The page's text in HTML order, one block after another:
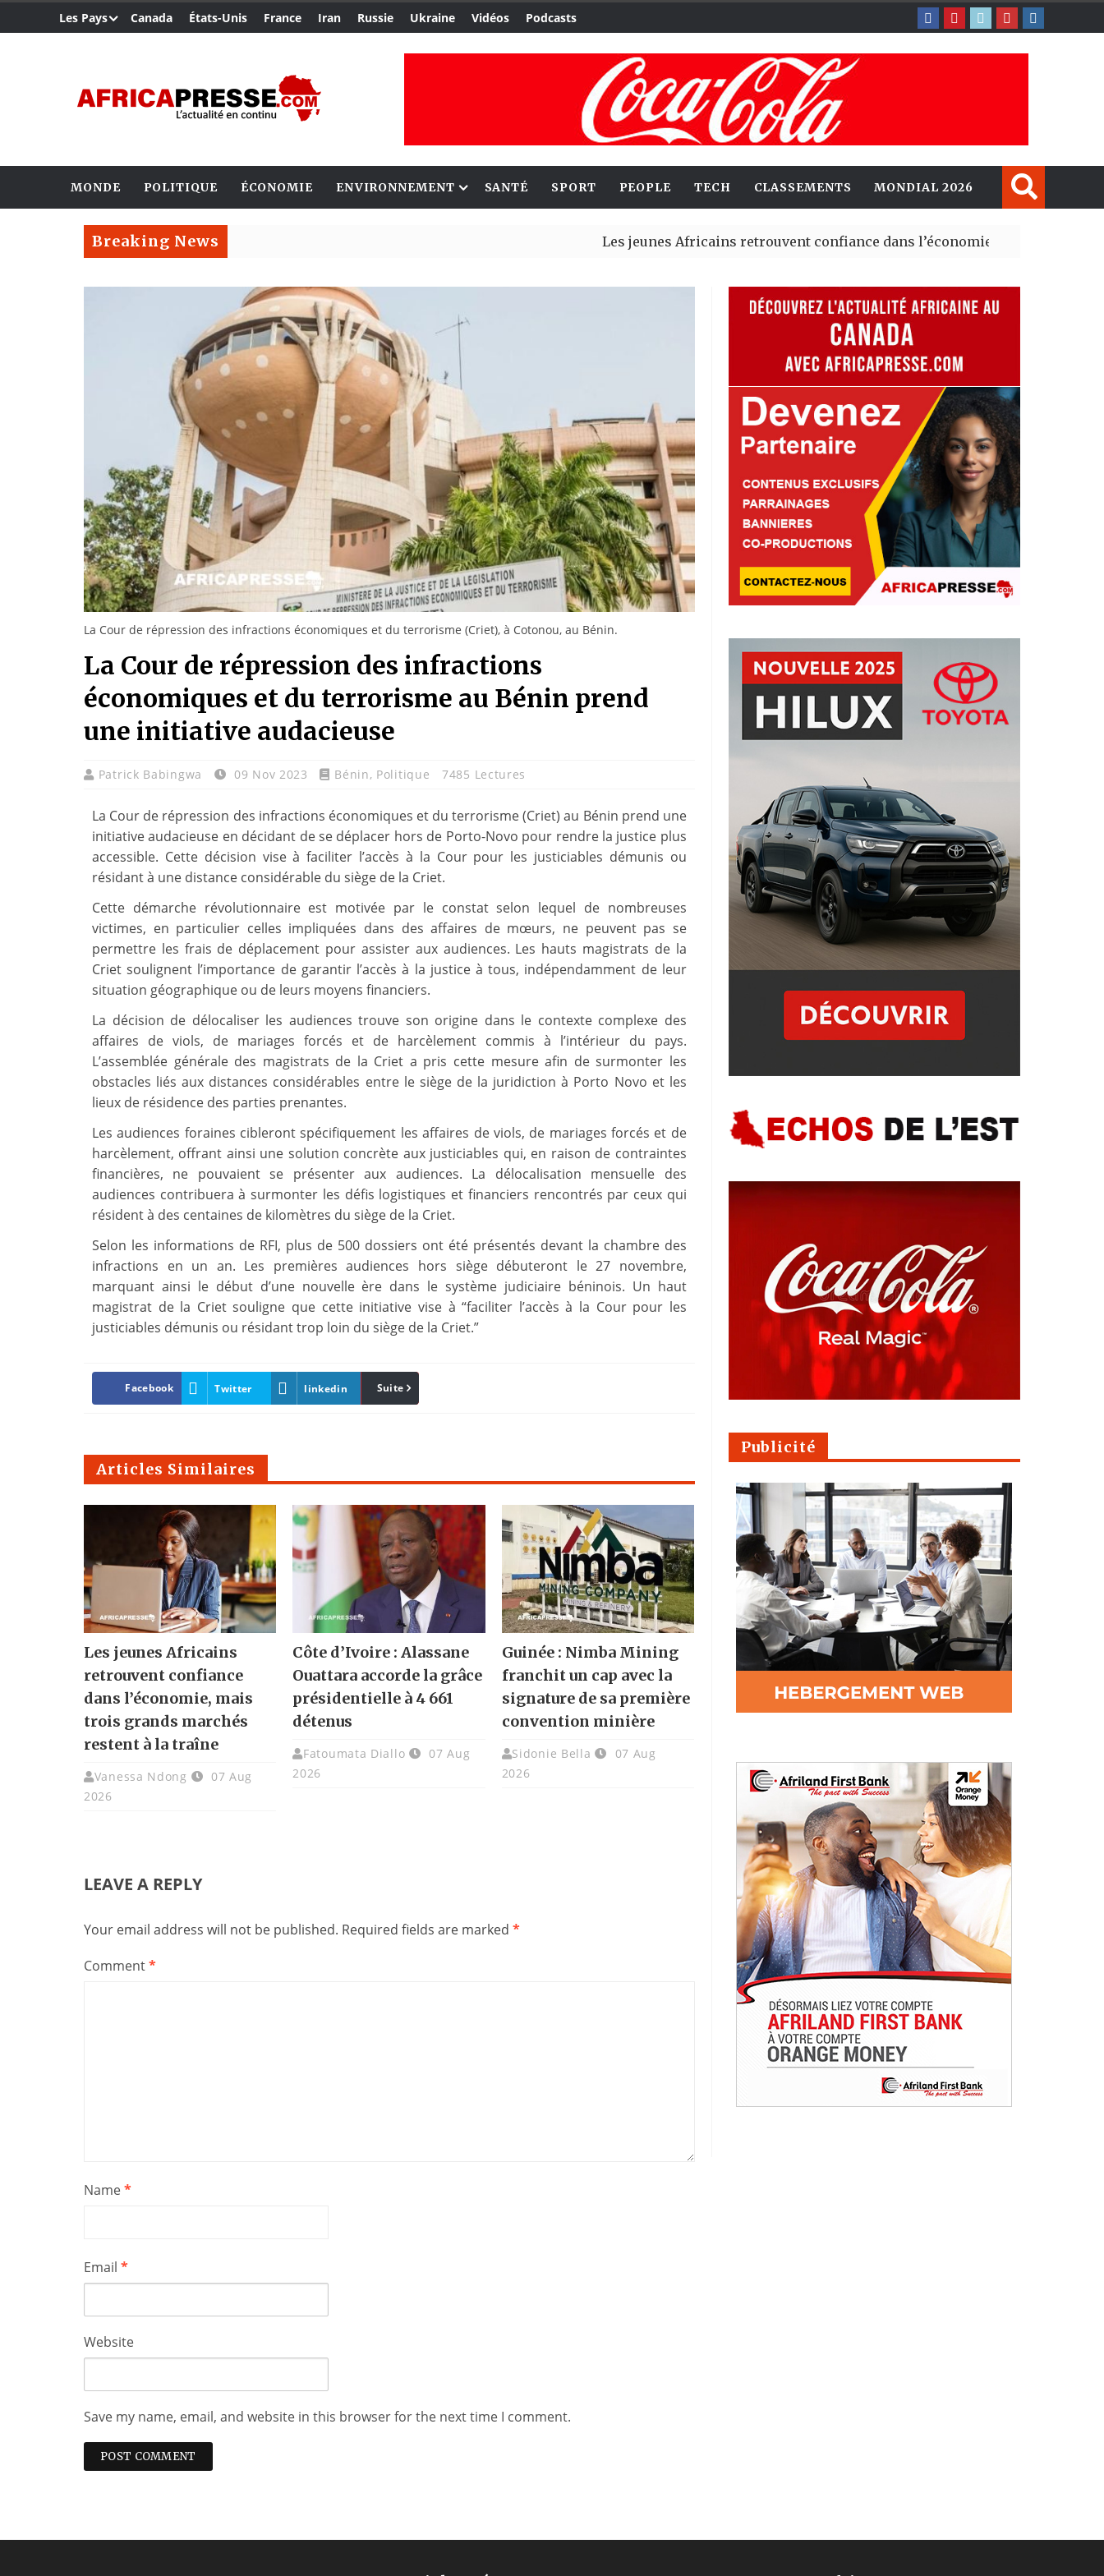
Les Pays Canada États-Unis France Iran Russie Ukraine Vidéos Podcasts
MONDE POLITIQUE ÉCONOMIE ENVIRONNEMENT SANTÉ SPORT PEOPLE TECH CLASSEMENTS MONDIAL 2026
Breaking News Les jeunes Africains retrouvent confiance dans l’économie, mais trois grands
La Cour de répression des infractions économiques et du terrorisme (Criet), à Cotonou, au Bénin.
La Cour de répression des infractions
économiques et du terrorisme au Bénin prend
une initiative audacieuse
Patrick Babingwa 09 Nov 2023 Bénin, Politique 7485 Lectures
La Cour de répression des infractions économiques et du terrorisme (Criet) au Bénin prend une
initiative audacieuse en décidant de se déplacer hors de Porto-Novo pour rendre la justice plus
accessible. Cette décision vise à faciliter l’accès à la Cour pour les justiciables démunis ou
résidant à une distance considérable du siège de la Criet.
Cette démarche révolutionnaire est motivée par le constat selon lequel de nombreuses
victimes, en particulier celles impliquées dans des affaires de mœurs, ne peuvent pas se
permettre les frais de déplacement pour assister aux audiences. Les hauts magistrats de la
Criet soulignent l’importance de garantir l’accès à la justice à tous, indépendamment de leur
situation géographique ou de leurs moyens financiers.
La décision de délocaliser les audiences trouve son origine dans le contexte complexe des
affaires de viols, de mariages forcés et de harcèlement commis à l’intérieur du pays.
L’assemblée générale des magistrats de la Criet a pris cette mesure afin de surmonter les
obstacles liés aux distances considérables entre le siège de la juridiction à Porto Novo et les
lieux de résidence des parties prenantes.
Les audiences foraines cibleront spécifiquement les affaires de viols, de mariages forcés et de
harcèlement, offrant ainsi une solution concrète aux justiciables qui, en raison de contraintes
financières, ne pouvaient se présenter aux audiences. La délocalisation mensuelle des
audiences contribuera à surmonter les défis logistiques et financiers rencontrés par ceux qui
résident à des centaines de kilomètres du siège de la Criet.
Selon les informations de RFI, plus de 500 dossiers ont été présentés devant la chambre des
infractions en un an. Les premières audiences hors siège débuteront le 27 novembre,
marquant ainsi le début d’une nouvelle ère dans le système judiciaire béninois. Un haut
magistrat de la Criet souligne que cette initiative vise à “faciliter l’accès à la Cour pour les
justiciables démunis ou résidant trop loin du siège de la Criet.”
Facebook Twitter linkedin Pinterest
Suite
Articles Similaires
Les jeunes Africains
retrouvent confiance
dans l’économie, mais
trois grands marchés
restent à la traîne
Vanessa Ndong
07 Aug
2026
Côte d’Ivoire : Alassane
Ouattara accorde la grâce
présidentielle à 4 661
détenus
Fatoumata Diallo
07 Aug
2026
Guinée : Nimba Mining
franchit un cap avec la
signature de sa première
convention minière
Sidonie Bella
07 Aug
2026
LEAVE A REPLY
Your email address will not be published. Required fields are marked *
Comment*
Name*
Email *
Website
Save my name, email, and website in this browser for the next time I comment.
Publicité